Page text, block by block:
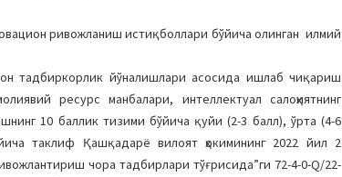
ривожланиш истиқболлари бўйича олинган илмий
тадбиркорлик йўналишлари асосида ишлаб чиқариш
ресурс манбалари, интеллектуал салоҳиятнинг
10 баллик тизими бўйича қуйи (2-3 балл), ўрта (4-6
таклиф Қашқадарё вилоят ҳокимининг 2022 йил 2
чора тадбирлари тўғрисида”ги 72-4-0-Q/22-